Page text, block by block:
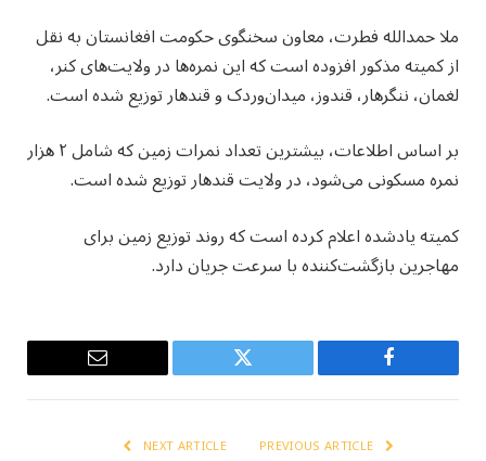
ملا حمدالله فطرت، معاون سخنگوی حکومت افغانستان به نقل
از کمیته مذکور افزوده است که این نمره‌ها در ولایت‌های کنر،
لغمان، ننگرهار، قندوز، میدان‌وردک و قندهار توزیع شده است.
بر اساس اطلاعات، بیشترین تعداد نمرات زمین که شامل ۲ هزار
نمره مسکونی می‌شود، در ولایت قندهار توزیع شده است.
کمیته یادشده اعلام کرده است که روند توزیع زمین برای
مهاجرین بازگشت‌کننده با سرعت جریان دارد.
Facebook
Twitter
Email
NEXT ARTICLE